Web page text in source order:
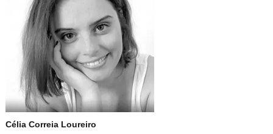
Célia Correia Loureiro